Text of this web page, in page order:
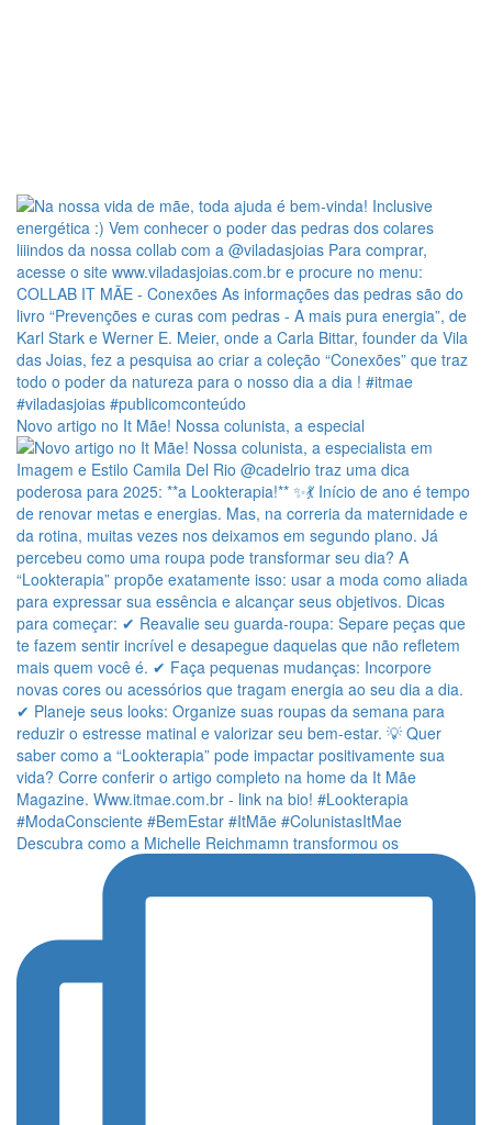
Novo artigo no It Mãe! Nossa colunista, a especial
Descubra como a Michelle Reichmamn transformou os